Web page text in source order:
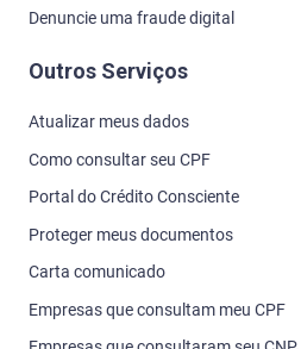
Denuncie uma fraude digital
Outros Serviços
Atualizar meus dados
Como consultar seu CPF
Portal do Crédito Consciente
Proteger meus documentos
Carta comunicado
Empresas que consultam meu CPF